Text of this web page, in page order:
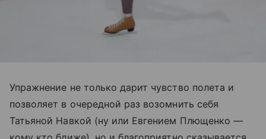
Упражнение не только дарит чувство полета и
позволяет в очередной раз возомнить себя
Татьяной Навкой (ну или Евгением Плющенко —